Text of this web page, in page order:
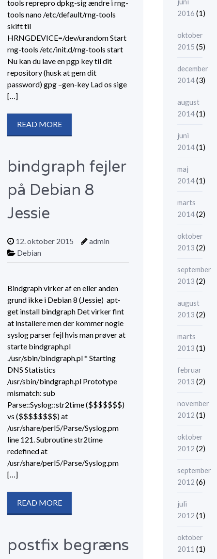
tools reprepro dpkg-sig ændre i rng-
tools nano /etc/default/rng-tools
skift til
HRNGDEVICE=/dev/urandom Start
rng-tools /etc/init.d/rng-tools start
Nu kan du lave en pgp key til dit
repository (husk at gem dit
password) gpg –gen-key Lad os sige
[…]
READ MORE
bindgraph fejler
på Debian 8
Jessie
12. oktober 2015
admin
Debian
Bindgraph virker af en eller anden
grund ikke i Debian 8 (Jessie) apt-
get install bindgraph Det virker fint
at installere men der kommer nogle
syslog parser fejl hvis man prøver at
starte bindgraph.pl
./usr/sbin/bindgraph.pl * Starting
DNS Statistics
/usr/sbin/bindgraph.pl Prototype
mismatch: sub
Parse::Syslog::str2time ($$$$$$$)
vs ($$$$$$$$) at
/usr/share/perl5/Parse/Syslog.pm
line 121. Subroutine str2time
redefined at
/usr/share/perl5/Parse/Syslog.pm
[…]
READ MORE
postfix begræns
2016 (1)
oktober
2015 (5)
december
2014(3)
august
2014(1)
juni
2014(1)
maj
2014(1)
marts
2014(2)
oktober
2013 (2)
september
2013 (2)
august
2013 (2)
marts
2013 (1)
februar
2013 (2)
november
2012 (1)
oktober
2012 (2)
september
2012 (6)
juli
2012 (1)
oktober
2011 (1)